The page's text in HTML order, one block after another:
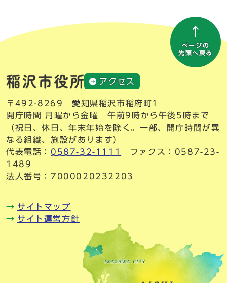
ページの
先頭へ戻る
アクセス
〒492-8269 愛知県稲沢市稲府町1
開庁時間 月曜から金曜 午前9時から午後5時まで
（祝日、休日、年末年始を除く。一部、開庁時間が異
なる組織、施設があります）
代表電話： 0587-32-1111
ファクス：0587-23-
1489
法人番号：7000020232203
サイトマップ
サイト運営方針